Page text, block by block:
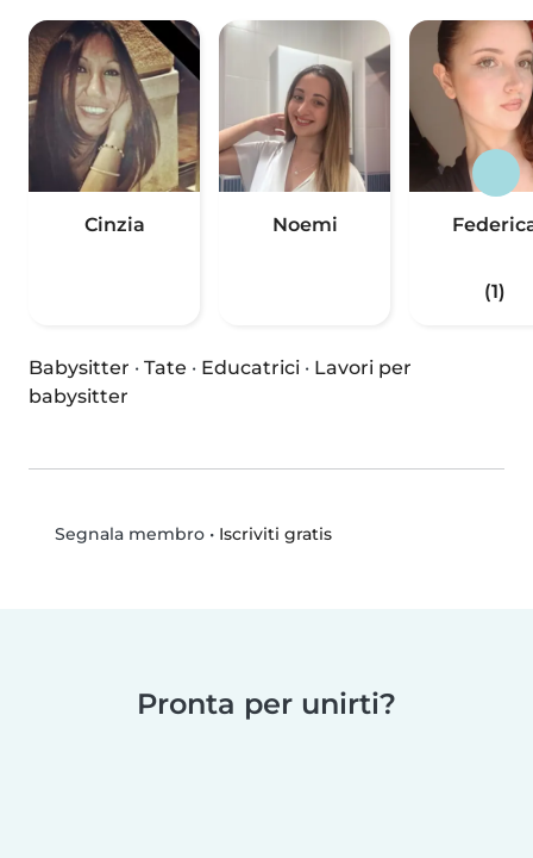
Cinzia Noemi
(1)
Babysitter · Tate · Educatrici · Lavori per
babysitter
Segnala membro• Iscriviti gratis
Pronta per unirti?